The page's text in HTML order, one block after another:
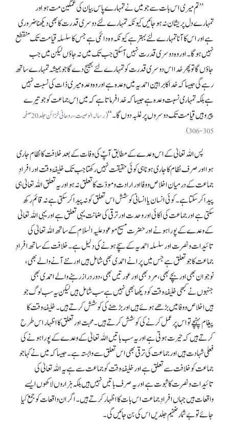
’’تم میری اس بات سے جو میں نے تمہارے پاس بیان کی غمگین مت ہو اور
تمہارے دل پریشان نہ ہو جائیں کیونکہ تمہارے لئے دوسری قدرت کا بھی دیکھنا ضروری
ہے اور اس کا آنا تمہارے لئے بہتر ہے کیونکہ وہ دائمی ہے جس کا سلسلہ قیامت تک منقطع
نہیں ہوگا۔ اور وہ دوسری قدرت نہیں آ سکتی جب تک میں نہ جاؤں لیکن میں جب
جاؤں گا تو پھر خدا اس دوسری قدرت کو تمہارے لئے بھیج دے گا جو ہمیشہ تمہارے ساتھ
رہے گی جیسا کہ خدا کا براہین احمدیہ میں وعدہ ہے اور وہ وعدہ میری ذات کی نسبت نہیں
ہے بلکہ تمہاری نسبت وعدہ ہے جیسا کہ خدا فرماتا ہے کہ میں اِس جماعت کو جو تیرے
پیرو ہیں قیامت تک دوسروں پر غلبہ دوں گا۔‘‘
(رسالہ الوصیت، روحانی خزائن جلد 20 صفحہ
305-306)
پس اللہ تعالیٰ کے اس وعدے کے مطابق آپؑ کی وفات کے بعد خلافت کا نظام جاری
ہوا اور صرف نظام کا جاری ہونا ہی کوئی حقیقت نہیں رکھتا جب تک خلیفۂ وقت اور افرادِ
جماعت کے درمیان اخلاص و وفا اور ارادت و مودّت کا تعلق نہ ہو اور یہ تعلق اللہ تعالیٰ ہی
پیدا کر سکتا ہے۔ کوئی انسان یا انسانی کوشش اس تعلق کو نہ پیدا کر سکتی ہے نہ قائم رکھ
سکتی ہے اور جماعت کی اکائی اور وحدت اور ترقی کی ضمانت یہی تعلق ہے اور یہی اللہ تعالیٰ
کے وعدے کے پورا ہونے اور حضرت مسیح موعود علیہ السلام کے ساتھ اللہ تعالیٰ کی
تائیدات و نصرت اور سلسلہ احمدیہ کے سچے ہونے کی دلیل ہے۔ خلافت کے ساتھ افرادِ
جماعت کا جو تعلق ہے جس میں پرانے احمدی بھی شامل ہیں اور نئے آنے والے بھی،
نوجوان بھی اور بچے بھی، مرد بھی اور عورتیں بھی، دور دراز رہنے والے احمدی بھی
جنہوں نے کبھی خلیفۂ وقت کو دیکھا بھی نہیں ہے سب شامل ہیں لیکن یہ سب لوگ جو
ہیں اخلاص و وفا میں بڑھے ہوئے ہیں اور بڑھنے کی کوشش کرتے ہیں۔ خلیفۂ وقت کا
پیغام پہنچے تو اس پر عمل کرنے کی کوشش کرتے ہیں۔ محبت اور تعلق کا اظہار اس طرح
کرتے ہیں کہ حیرت ہوتی ہے اور یہ سب باتیں اللہ تعالیٰ کے وعدے کے پورا ہونے کی
فعلی شہادت ہیں اور جماعت کی ترقی بھی اس تعلق سے وابستہ ہے۔ جیسا کہ میں نے کہا جو
جماعت کو خلافت سے تعلق ہے اور خلیفۂ وقت کو جماعت سے ہے یہ اللہ تعالیٰ کی
تائیدات و نصرت کا ثبوت ہے اور یہ صرف باتیں نہیں ہیں بلکہ ہزاروں لاکھوں ایسے
واقعات ہیں جہاں افرادِ جماعت اس بات کا اظہار کرتے ہیں۔ اگر ان واقعات کو جمع کیا
جائے تو بے شمار ضخیم جلدیں اس کی بن جائیں گی۔